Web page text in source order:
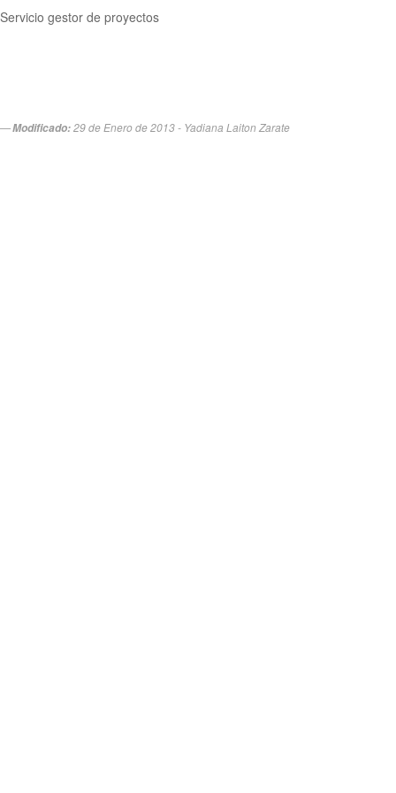
Servicio gestor de proyectos
Modificado:29 de Enero de 2013 - Yadiana Laiton Zarate